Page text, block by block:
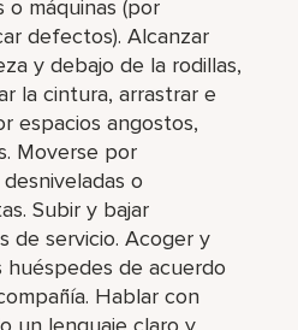
o máquinas (por
defectos). Alcanzar
y debajo de la rodillas,
la cintura, arrastrar e
espacios angostos,
Moverse por
o
Subir y bajar
de servicio. Acoger y
de acuerdo
Hablar con
un lenguaje claro y